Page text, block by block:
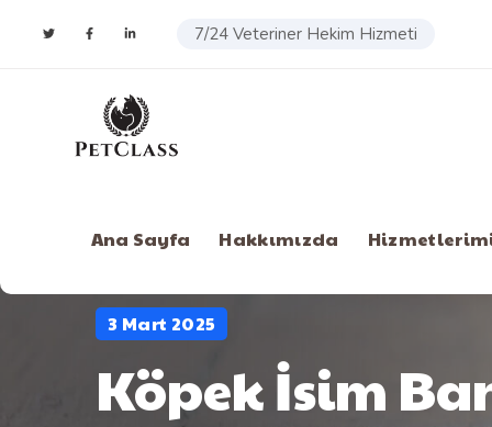
7/24 Veteriner Hekim Hizmeti
Ana Sayfa Hakkımızda
3 Mart 2025
Köpek İsim